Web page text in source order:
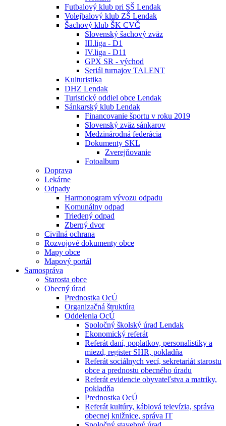
Futbalový klub pri SŠ Lendak
Volejbalový klub ZŠ Lendak
Šachový klub ŠK CVČ
Slovenský šachový zväz
III.liga - D1
IV.liga - D11
GPX SR - východ
Seriál turnajov TALENT
Kulturistika
DHZ Lendak
Turistický oddiel obce Lendak
Sánkarský klub Lendak
Financovanie športu v roku 2019
Slovenský zväz sánkarov
Medzinárodná federácia
Dokumenty SKL
Zverejňovanie
Fotoalbum
Doprava
Lekárne
Odpady
Harmonogram vývozu odpadu
Komunálny odpad
Triedený odpad
Zberný dvor
Civilná ochrana
Rozvojové dokumenty obce
Mapy obce
Mapový portál
Samospráva
Starosta obce
Obecný úrad
Prednostka OcÚ
Organizačná štruktúra
Oddelenia OcÚ
Spoločný školský úrad Lendak
Ekonomický referát
Referát daní, poplatkov, personalistiky a
miezd, register SHR, pokladňa
Referát sociálnych vecí, sekretariát starostu
obce a prednostu obecného úradu
Referát evidencie obyvateľstva a matriky,
pokladňa
Prednostka OcÚ
Referát kultúry, káblová televízia, správa
obecnej knižnice, správa IT